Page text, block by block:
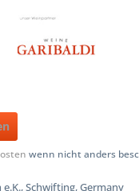
wenn nicht anders
Schwifting, Germany